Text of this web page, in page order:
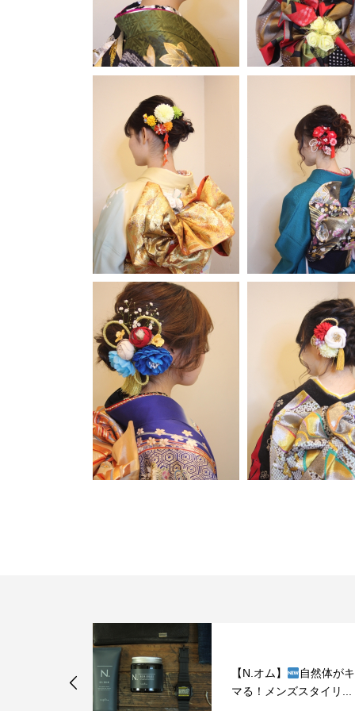
【N.オム】
自然体がキ
マる！メンズスタイリ...